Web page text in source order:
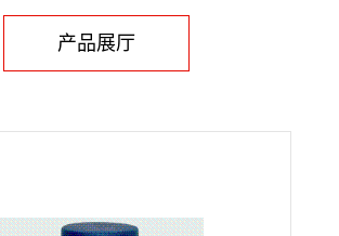
产品展厅